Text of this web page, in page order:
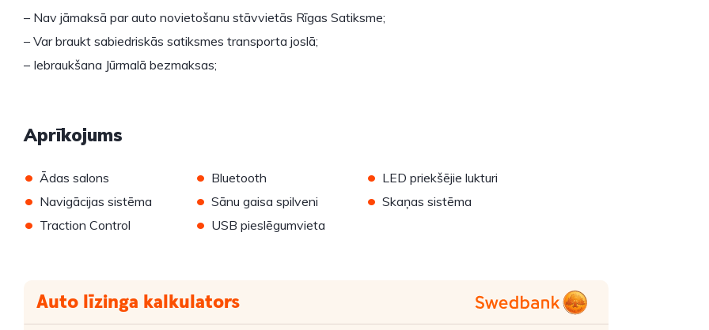
– Nav jāmaksā par auto novietošanu stāvvietās Rīgas Satiksme;
– Var braukt sabiedriskās satiksmes transporta joslā;
– Iebraukšana Jūrmalā bezmaksas;
Aprīkojums
• Ādas salons • Bluetooth • LED priekšējie lukturi
• Navigācijas sistēma • Sānu gaisa spilveni • Skaņas sistēma
• Traction Control • USB pieslēgumvieta